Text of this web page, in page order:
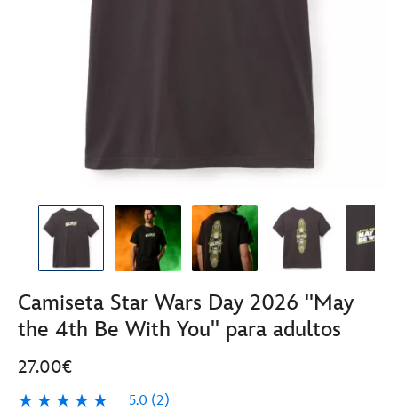
Camiseta Star Wars Day 2026 ''May
the 4th Be With You'' para adultos
27.00€
5.0 (2)
5.0